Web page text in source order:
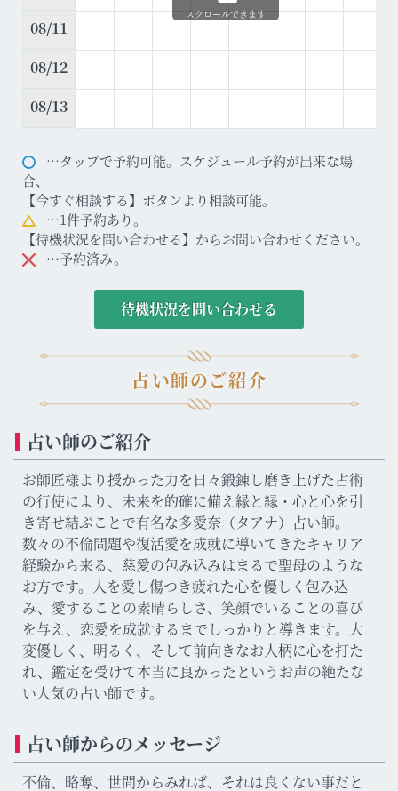
08/11
08/12
08/13
スクロールできます
…タップで予約可能。スケジュール予約が出来な場
合、
【今すぐ相談する】ボタンより相談可能。
…1件予約あり。
【待機状況を問い合わせる】からお問い合わせください。
…予約済み。
待機状況を問い合わせる
占い師のご紹介
占い師のご紹介
お師匠様より授かった力を日々鍛錬し磨き上げた占術
の行使により、未来を的確に備え縁と縁・心と心を引
き寄せ結ぶことで有名な多愛奈（タアナ）占い師。
数々の不倫問題や復活愛を成就に導いてきたキャリア
経験から来る、慈愛の包み込みはまるで聖母のような
お方です。人を愛し傷つき疲れた心を優しく包み込
み、愛することの素晴らしさ、笑顔でいることの喜び
を与え、恋愛を成就するまでしっかりと導きます。大
変優しく、明るく、そして前向きなお人柄に心を打た
れ、鑑定を受けて本当に良かったというお声の絶たな
い人気の占い師です。
占い師からのメッセージ
不倫、略奪、世間からみれば、それは良くない事だと